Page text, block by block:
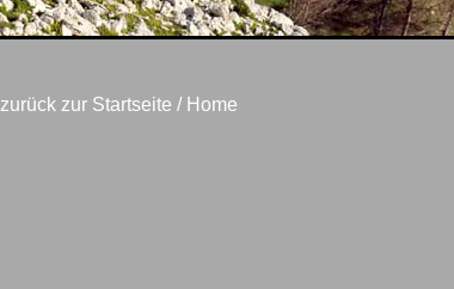
zurück zur Startseite / Home